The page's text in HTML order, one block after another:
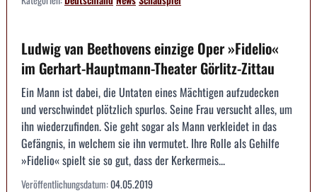
Ludwig van Beethovens einzige Oper »Fidelio«
im Gerhart-Hauptmann-Theater Görlitz-Zittau
Ein Mann ist dabei, die Untaten eines Mächtigen aufzudecken
und verschwindet plötzlich spurlos. Seine Frau versucht alles, um
ihn wiederzufinden. Sie geht sogar als Mann verkleidet in das
Gefängnis, in welchem sie ihn vermutet. Ihre Rolle als Gehilfe
»Fidelio« spielt sie so gut, dass der Kerkermeis...
Veröffentlichungsdatum:04.05.2019